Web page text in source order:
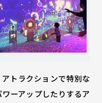
アトラクションで特別な
ーアップしたりするア